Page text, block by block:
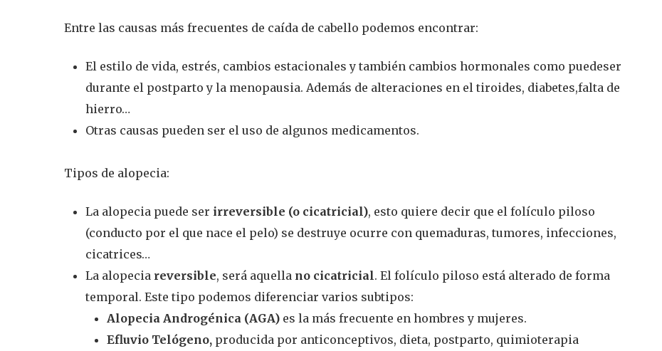
Entre las causas más frecuentes de caída de cabello podemos encontrar:
El estilo de vida, estrés, cambios estacionales y también cambios hormonales como puedeser
durante el postparto y la menopausia. Además de alteraciones en el tiroides, diabetes,falta de
hierro…
Otras causas pueden ser el uso de algunos medicamentos.
Tipos de alopecia:
La alopecia puede ser irreversible (o cicatricial), esto quiere decir que el folículo piloso
(conducto por el que nace el pelo) se destruye ocurre con quemaduras, tumores, infecciones,
cicatrices…
La alopecia reversible, será aquella no cicatricial. El folículo piloso está alterado de forma
temporal. Este tipo podemos diferenciar varios subtipos:
Alopecia Androgénica (AGA) es la más frecuente en hombres y mujeres.
Efluvio Telógeno, producida por anticonceptivos, dieta, postparto, quimioterapia